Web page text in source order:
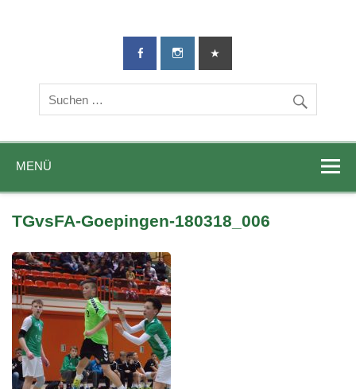
TG-Geislingen
DIE Sportadresse in Geislingen!
MENÜ
TGvsFA-Goepingen-180318_006